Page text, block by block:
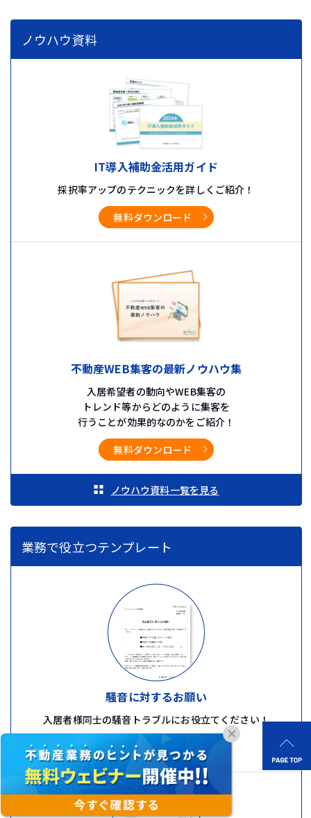
×
ノウハウ資料
IT導入補助金活用ガイド
採択率アップのテクニックを詳しくご紹介！
無料ダウンロード
不動産WEB集客の最新ノウハウ集
入居希望者の動向やWEB集客の
トレンド等からどのように集客を
行うことが効果的なのかをご紹介！
無料ダウンロード
ノウハウ資料一覧を見る
業務で役立つテンプレート
騒音に対するお願い
入居者様同士の騒音トラブルにお役立てください！
無料ダウンロード